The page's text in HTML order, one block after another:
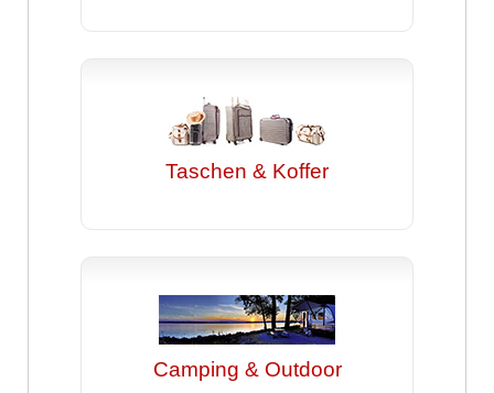
Taschen & Koffer
Camping & Outdoor